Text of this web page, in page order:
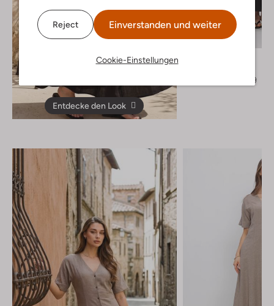
Reject Einverstanden und weiter
Cookie-Einstellungen
Entdecke den Look
-50%
€ 29,99